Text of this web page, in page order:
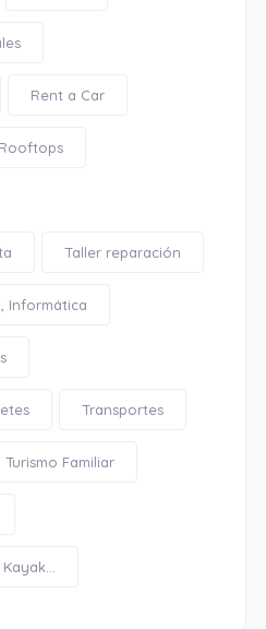
Rent a Car
Rooftops
Taller reparación
Informática
Transportes
Turismo Familiar